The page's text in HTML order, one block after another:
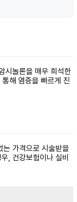
시놀론을 매우 희석한
해 염증을 빠르게 진
가격으로 시술받을
, 건강보험이나 실비